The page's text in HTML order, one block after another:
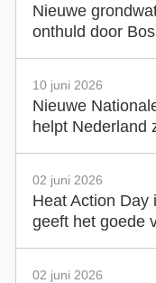
Nieuwe
onthuld door
10 juni 2026
Nieuwe
helpt Nederland
02 juni 2026
Heat Action Day
geeft het goede
02 juni 2026